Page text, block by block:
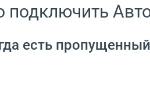
подключить
есть пропущенный